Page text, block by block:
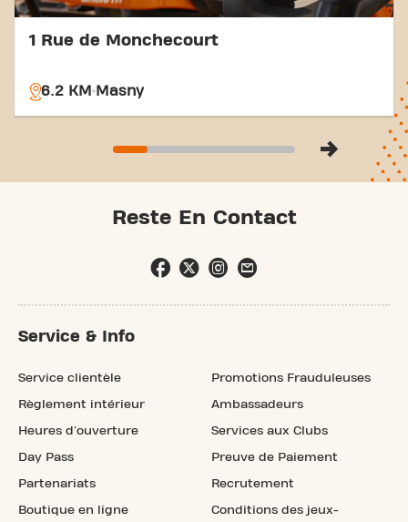
1 Rue de Monchecourt
6.2 KM Masny
Reste En Contact
Service & Info
Service clientèle
Règlement intérieur
Heures d'ouverture
Day Pass
Partenariats
Boutique en ligne
Promotions Frauduleuses
Ambassadeurs
Services aux Clubs
Preuve de Paiement
Recrutement
Conditions des jeux-